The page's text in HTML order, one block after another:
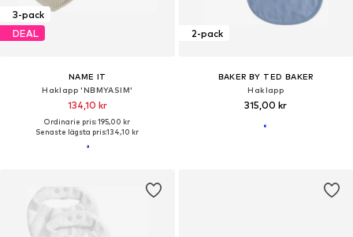
3-pack
DEAL
NAME IT
Haklapp 'NBMYASIM'
134,10 kr
Ordinarie pris: 195,00 kr
Senaste lägsta pris:134,10 kr
2-pack
BAKER BY TED BAKER
Haklapp
315,00 kr